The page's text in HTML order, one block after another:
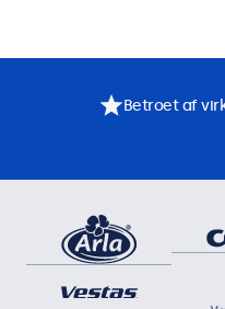
Betroet af